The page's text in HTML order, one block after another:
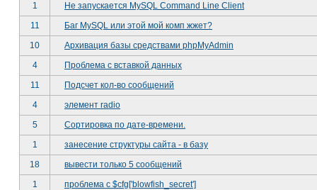
1
Не запускается MySQL Command Line Client
11
Баг MySQL или этой мой комп жжет?
10
Архивация базы средствами phpMyAdmin
4
Проблема с вставкой данных
11
Подсчет кол-во сообщений
4
элемент radio
5
Сортировка по дате-времени.
1
занесение структуры сайта - в базу
18
вывести только 5 сообщений
1
проблема с $cfg['blowfish_secret']